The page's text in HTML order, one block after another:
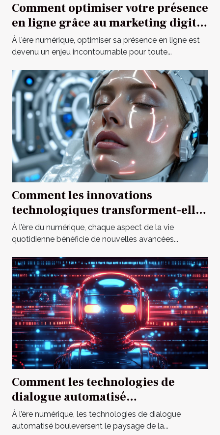
Comment optimiser votre présence
en ligne grâce au marketing digital
?
À l'ère numérique, optimiser sa présence en ligne est
devenu un enjeu incontournable pour toute...
Comment les innovations
technologiques transforment-elles
les poupées pour adultes ?
À l’ère du numérique, chaque aspect de la vie
quotidienne bénéficie de nouvelles avancées...
Comment les technologies de
dialogue automatisé
révolutionnent-elles la
communication en ligne ?
À l’ère numérique, les technologies de dialogue
automatisé bouleversent le paysage de la...